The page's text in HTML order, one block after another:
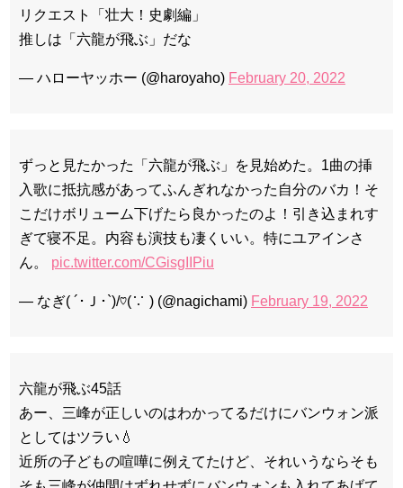
リクエスト「壮大！史劇編」
推しは「六龍が飛ぶ」だな
— ハローヤッホー (@haroyaho) February 20, 2022
ずっと見たかった「六龍が飛ぶ」を見始めた。1曲の挿
入歌に抵抗感があってふんぎれなかった自分のバカ！そ
こだけボリューム下げたら良かったのよ！引き込まれす
ぎて寝不足。内容も演技も凄くいい。特にユアインさ
ん。 pic.twitter.com/CGisgIIPiu
— なぎ( ´･Ｊ･`)/♡(∵ ) (@nagichami) February 19, 2022
六龍が飛ぶ45話
あー、三峰が正しいのはわかってるだけにバンウォン派
としてはツラい💧
近所の子どもの喧嘩に例えてたけど、それいうならそも